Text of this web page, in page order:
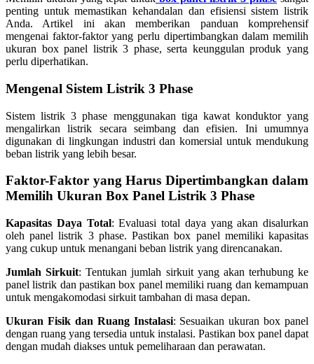
penting untuk memastikan kehandalan dan efisiensi sistem listrik
Anda. Artikel ini akan memberikan panduan komprehensif
mengenai faktor-faktor yang perlu dipertimbangkan dalam memilih
ukuran box panel listrik 3 phase, serta keunggulan produk yang
perlu diperhatikan.
Mengenal Sistem Listrik 3 Phase
Sistem listrik 3 phase menggunakan tiga kawat konduktor yang
mengalirkan listrik secara seimbang dan efisien. Ini umumnya
digunakan di lingkungan industri dan komersial untuk mendukung
beban listrik yang lebih besar.
Faktor-Faktor yang Harus Dipertimbangkan dalam
Memilih Ukuran Box Panel Listrik 3 Phase
Kapasitas Daya Total: Evaluasi total daya yang akan disalurkan
oleh panel listrik 3 phase. Pastikan box panel memiliki kapasitas
yang cukup untuk menangani beban listrik yang direncanakan.
Jumlah Sirkuit: Tentukan jumlah sirkuit yang akan terhubung ke
panel listrik dan pastikan box panel memiliki ruang dan kemampuan
untuk mengakomodasi sirkuit tambahan di masa depan.
Ukuran Fisik dan Ruang Instalasi: Sesuaikan ukuran box panel
dengan ruang yang tersedia untuk instalasi. Pastikan box panel dapat
dengan mudah diakses untuk pemeliharaan dan perawatan.